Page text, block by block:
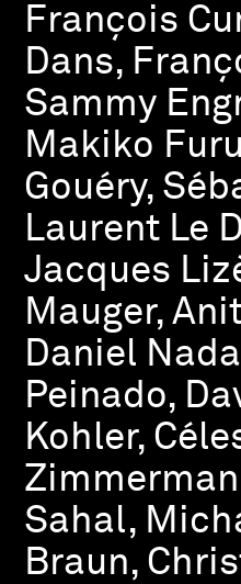
François
Dans,
Sammy
Makiko
Gouéry,
Laurent Le
Jacques
Mauger,
Daniel
Peinado,
Kohler,
Sahal,
Braun,